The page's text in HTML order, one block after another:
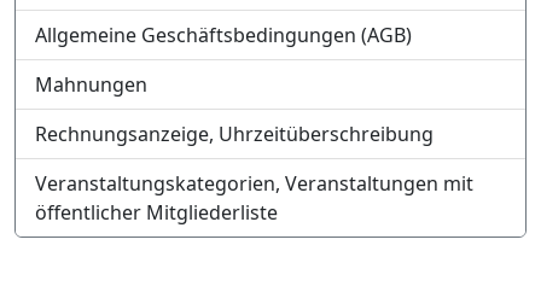
Allgemeine Geschäftsbedingungen (AGB)
Mahnungen
Rechnungsanzeige, Uhrzeitüberschreibung
Veranstaltungskategorien, Veranstaltungen mit
öffentlicher Mitgliederliste